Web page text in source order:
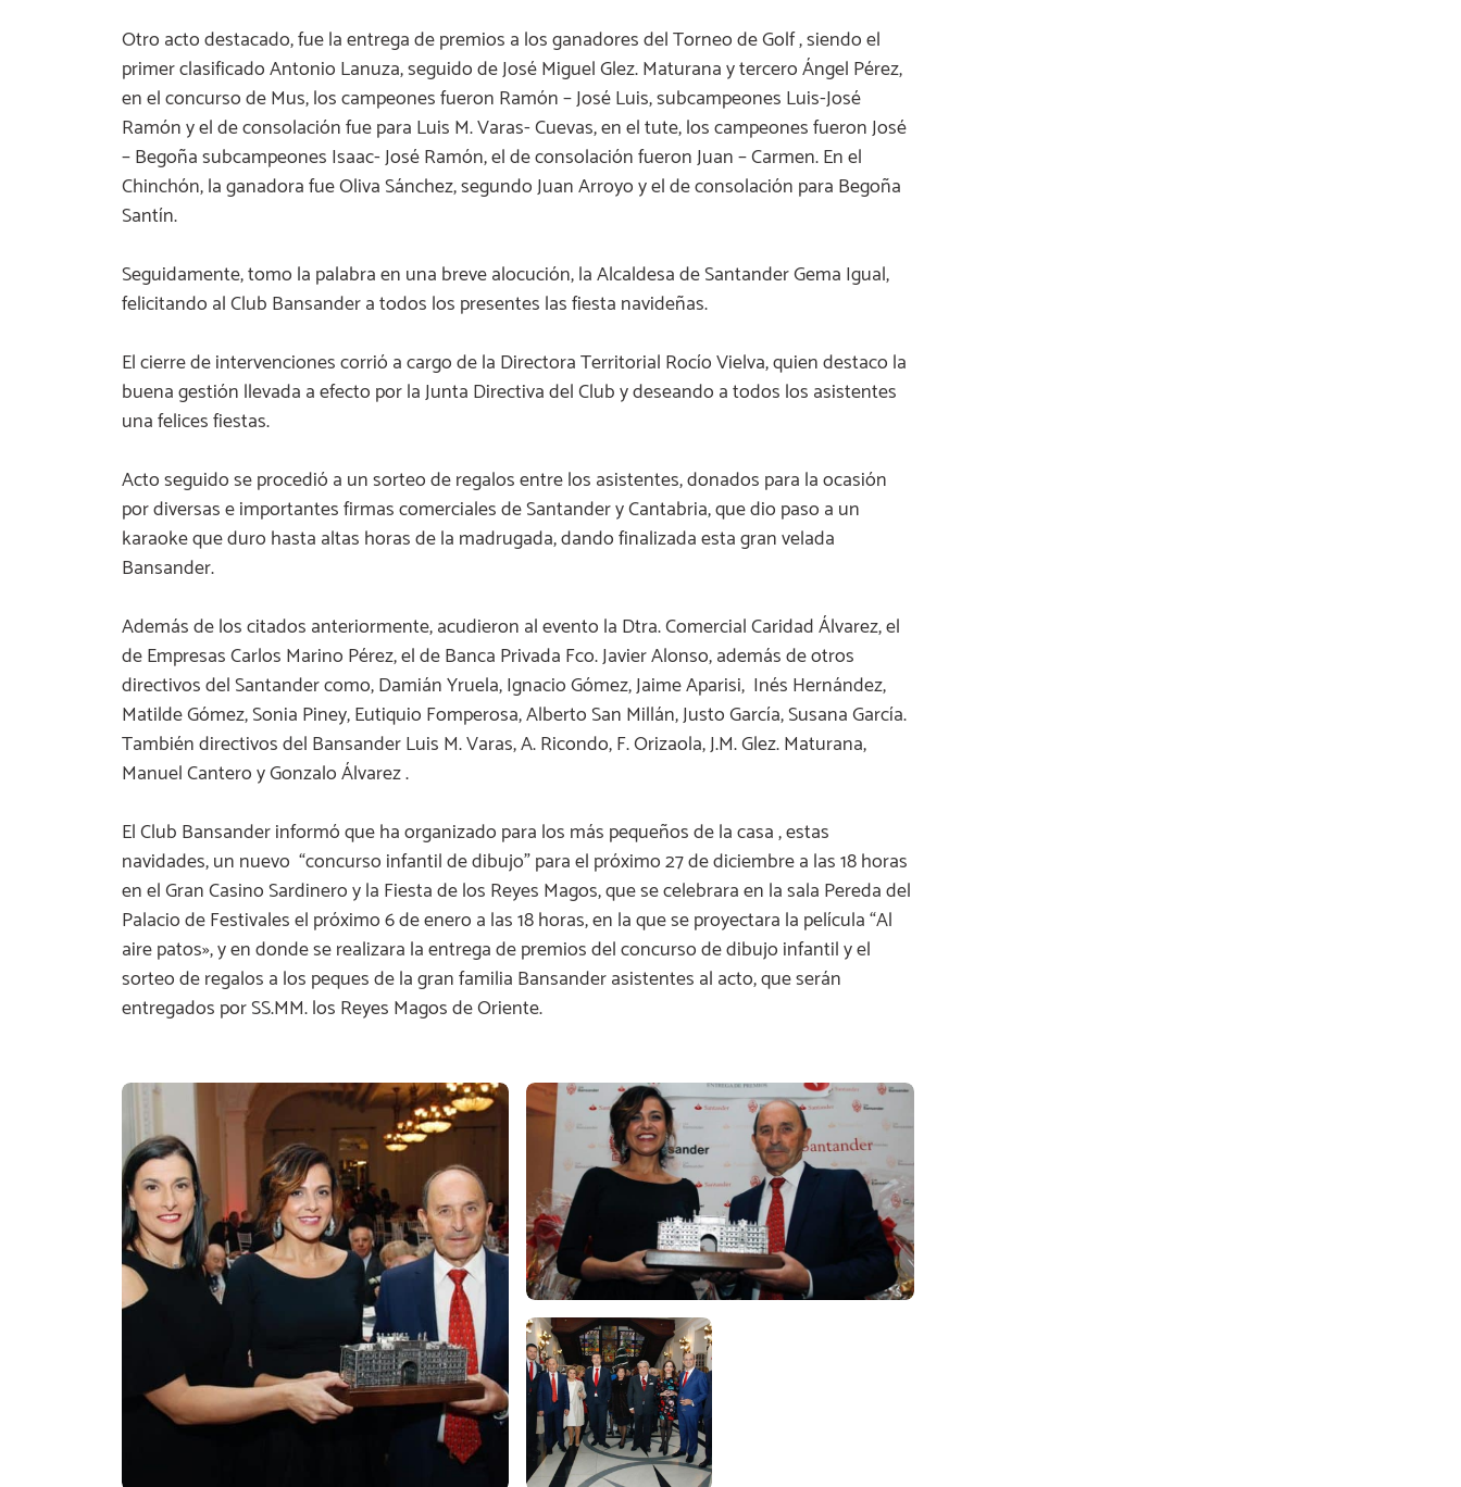
Otro acto destacado, fue la entrega de premios a los ganadores del Torneo de Golf , siendo el
primer clasificado Antonio Lanuza, seguido de José Miguel Glez. Maturana y tercero Ángel Pérez,
en el concurso de Mus, los campeones fueron Ramón – José Luis, subcampeones Luis-José
Ramón y el de consolación fue para Luis M. Varas- Cuevas, en el tute, los campeones fueron José
– Begoña subcampeones Isaac- José Ramón, el de consolación fueron Juan – Carmen. En el
Chinchón, la ganadora fue Oliva Sánchez, segundo Juan Arroyo y el de consolación para Begoña
Santín.
Seguidamente, tomo la palabra en una breve alocución, la Alcaldesa de Santander Gema Igual,
felicitando al Club Bansander a todos los presentes las fiesta navideñas.
El cierre de intervenciones corrió a cargo de la Directora Territorial Rocío Vielva, quien destaco la
buena gestión llevada a efecto por la Junta Directiva del Club y deseando a todos los asistentes
una felices fiestas.
Acto seguido se procedió a un sorteo de regalos entre los asistentes, donados para la ocasión
por diversas e importantes firmas comerciales de Santander y Cantabria, que dio paso a un
karaoke que duro hasta altas horas de la madrugada, dando finalizada esta gran velada
Bansander.
Además de los citados anteriormente, acudieron al evento la Dtra. Comercial Caridad Álvarez, el
de Empresas Carlos Marino Pérez, el de Banca Privada Fco. Javier Alonso, además de otros
directivos del Santander como, Damián Yruela, Ignacio Gómez, Jaime Aparisi, Inés Hernández,
Matilde Gómez, Sonia Piney, Eutiquio Fomperosa, Alberto San Millán, Justo García, Susana García.
También directivos del Bansander Luis M. Varas, A. Ricondo, F. Orizaola, J.M. Glez. Maturana,
Manuel Cantero y Gonzalo Álvarez .
El Club Bansander informó que ha organizado para los más pequeños de la casa , estas
navidades, un nuevo “concurso infantil de dibujo” para el próximo 27 de diciembre a las 18 horas
en el Gran Casino Sardinero y la Fiesta de los Reyes Magos, que se celebrara en la sala Pereda del
Palacio de Festivales el próximo 6 de enero a las 18 horas, en la que se proyectara la película “Al
aire patos», y en donde se realizara la entrega de premios del concurso de dibujo infantil y el
sorteo de regalos a los peques de la gran familia Bansander asistentes al acto, que serán
entregados por SS.MM. los Reyes Magos de Oriente.